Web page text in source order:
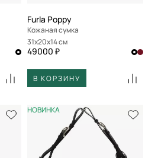
Furla Poppy
Кожаная сумка
31x20x14 см
49000 ₽
В КОРЗИНУ
НОВИНКА